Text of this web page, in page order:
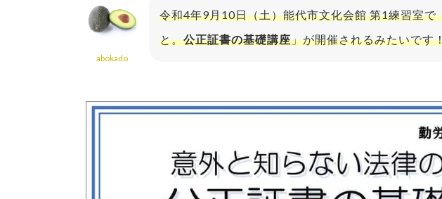
abokado
令和4年9月10日（土）能代市文化会館 第1練習室で
と。公正証書の基礎講座」が開催されるみたいです